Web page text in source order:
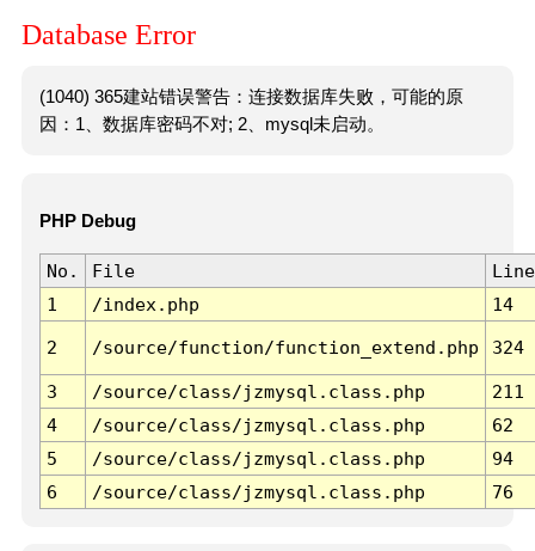
Database Error
(1040) 365建站错误警告：连接数据库失败，可能的原
因：1、数据库密码不对; 2、mysql未启动。
PHP Debug
No. File
Line
1
/index.php 14
2 /source/function/function_extend.php 324
3 /source/class/jzmysql.class.php
211
4
/source/class/jzmysql.class.php
62
5
/source/class/jzmysql.class.php
94
6
/source/class/jzmysql.class.php 76